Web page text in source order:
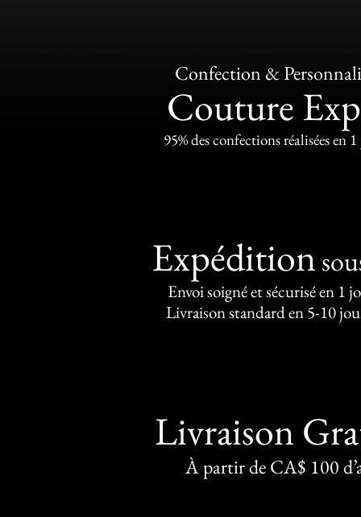
Confection &
Couture
95% des confections réalisées en
Expédition
Envoi soigné et sécurisé en 1
Livraison standard en 5-10
Livraison
À partir de CA$ 100